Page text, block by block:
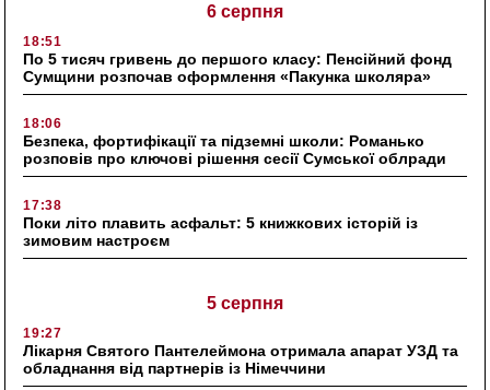
6 серпня
18:51
По 5 тисяч гривень до першого класу: Пенсійний фонд
Сумщини розпочав оформлення «Пакунка школяра»
18:06
Безпека, фортифікації та підземні школи: Романько
розповів про ключові рішення сесії Сумської облради
17:38
Поки літо плавить асфальт: 5 книжкових історій із
зимовим настроєм
5 серпня
19:27
Лікарня Святого Пантелеймона отримала апарат УЗД та
обладнання від партнерів із Німеччини